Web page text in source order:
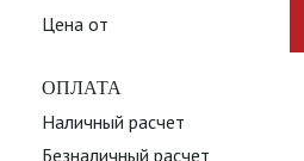
Цена от
ОПЛАТА
Наличный расчет
Безналичный расчет